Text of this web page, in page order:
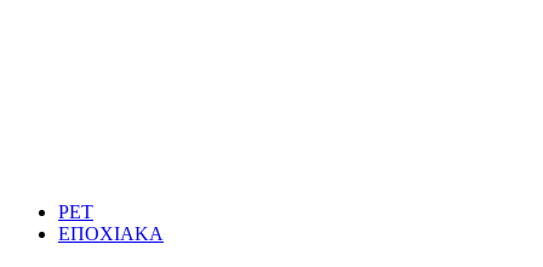
PET
ΕΠΟΧΙΑΚΑ